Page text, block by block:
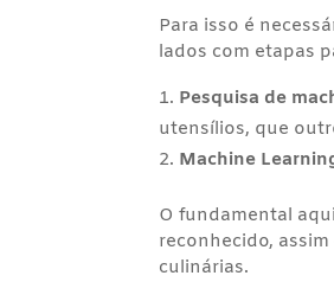
Para isso é
lados com etapas
Pesquisa de
utensílios, que
Machine
O fundamental
reconhecido,
culinárias.